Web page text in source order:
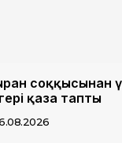
соққысынан
қаза тапты